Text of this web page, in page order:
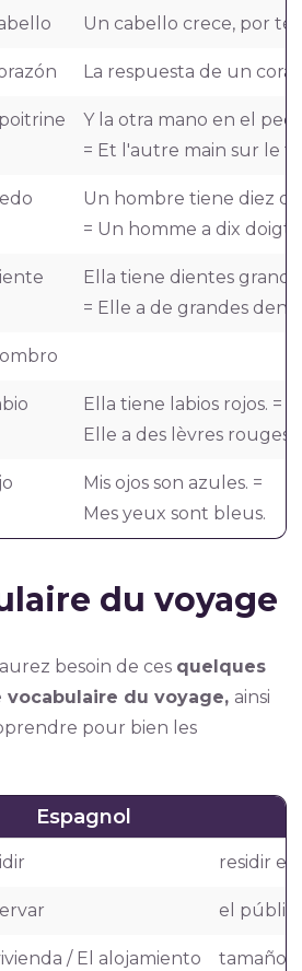
Un cabello crece, por
La respuesta de un
Y la otra mano en el
= Et l'autre main sur le
Un hombre tiene diez
= Un homme a dix doigts.
Ella tiene dientes
= Elle a de grandes
Ella tiene labios rojos. =
Elle a des lèvres rouges.
Mis ojos son azules. =
Mes yeux sont bleus.
du voyage
besoin de ces quelques
du voyage, ainsi
pour bien les
Espagnol
residir
el
/ El alojamiento tamaño